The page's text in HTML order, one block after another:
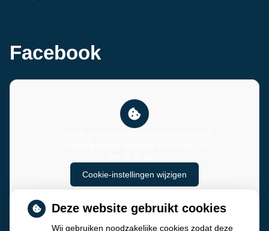
Facebook
Cookie-instellingen wijzigen
Deze website gebruikt cookies
Wij gebruiken noodzakelijke cookies zodat deze